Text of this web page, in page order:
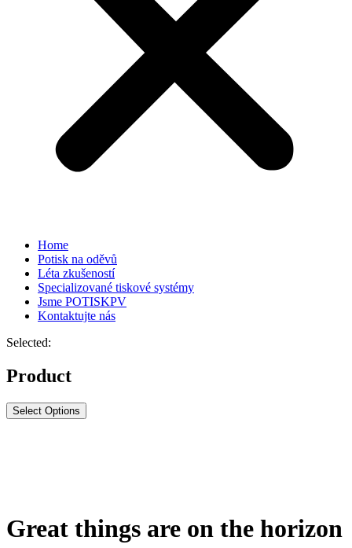
Home
Potisk na oděvů
Léta zkušeností
Specializované tiskové systémy
Jsme POTISKPV
Kontaktujte nás
Selected:
Product
Select Options
Great things are on the horizon